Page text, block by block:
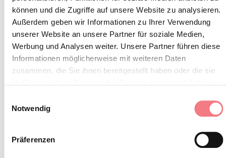
können und die Zugriffe auf unsere Website zu analysieren.
Außerdem geben wir Informationen zu Ihrer Verwendung
unserer Website an unsere Partner für soziale Medien,
Werbung und Analysen weiter. Unsere Partner führen diese
Informationen möglicherweise mit weiteren Daten
zusammen, die Sie ihnen bereitgestellt haben oder die sie
Notwendig
Präferenzen
Die Schule befindet sich in Pian Cansiglio in der
fantastischen Kulisse des Cansiglio-Waldes.
INFORMATIONEN ANFORDERN
BLEIBEN SIE IN